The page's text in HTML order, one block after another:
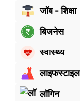
जॉब - शिक्षा
बिजनेस
स्वास्थ्य
लाइफस्टाइल
लॉगिन